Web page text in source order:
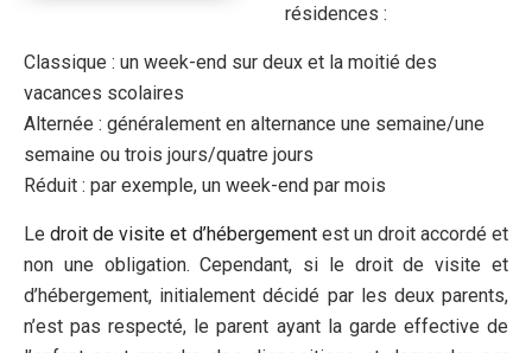
résidences :
Classique : un week-end sur deux et la moitié des
vacances scolaires
Alternée : généralement en alternance une semaine/une
semaine ou trois jours/quatre jours
Réduit : par exemple, un week-end par mois
Ledroit de visite et d’hébergement est un droit accordé et
non une obligation. Cependant, si le droit de visite et
d’hébergement, initialement décidé par les deux parents,
n’est pas respecté, le parent ayant la garde effective de